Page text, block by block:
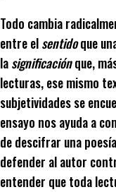
Todo cambia
entre elsentidoque
lasignificaciónque,
lecturas, ese mismo
subjetividades se
ensayo nos ayuda a
de descifrar una
defender al autor
entender que toda